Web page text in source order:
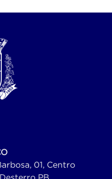
01, Centro